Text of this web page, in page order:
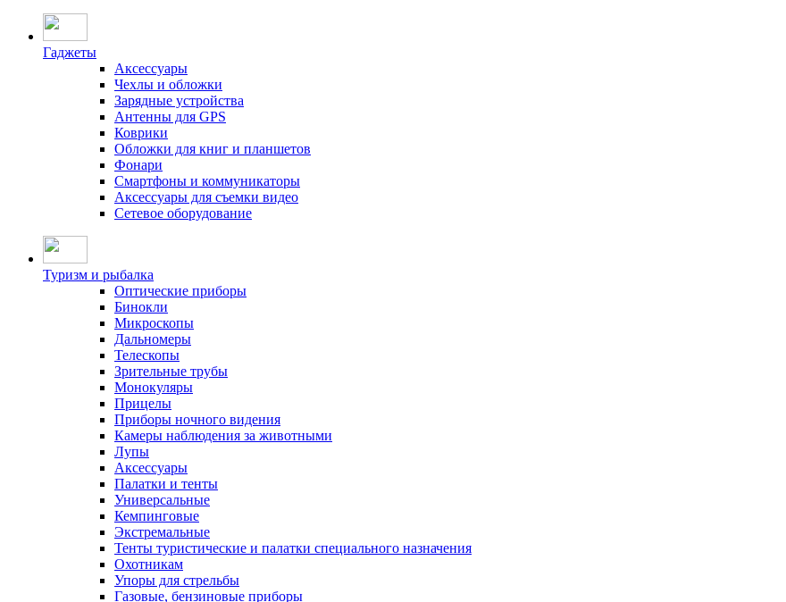
Гаджеты
Аксессуары
Чехлы и обложки
Зарядные устройства
Антенны для GPS
Коврики
Обложки для книг и планшетов
Фонари
Смартфоны и коммуникаторы
Аксессуары для съемки видео
Сетевое оборудование
Туризм и рыбалка
Оптические приборы
Бинокли
Микроскопы
Дальномеры
Телескопы
Зрительные трубы
Монокуляры
Прицелы
Приборы ночного видения
Камеры наблюдения за животными
Лупы
Аксессуары
Палатки и тенты
Универсальные
Кемпинговые
Экстремальные
Тенты туристические и палатки специального назначения
Охотникам
Упоры для стрельбы
Газовые, бензиновые приборы